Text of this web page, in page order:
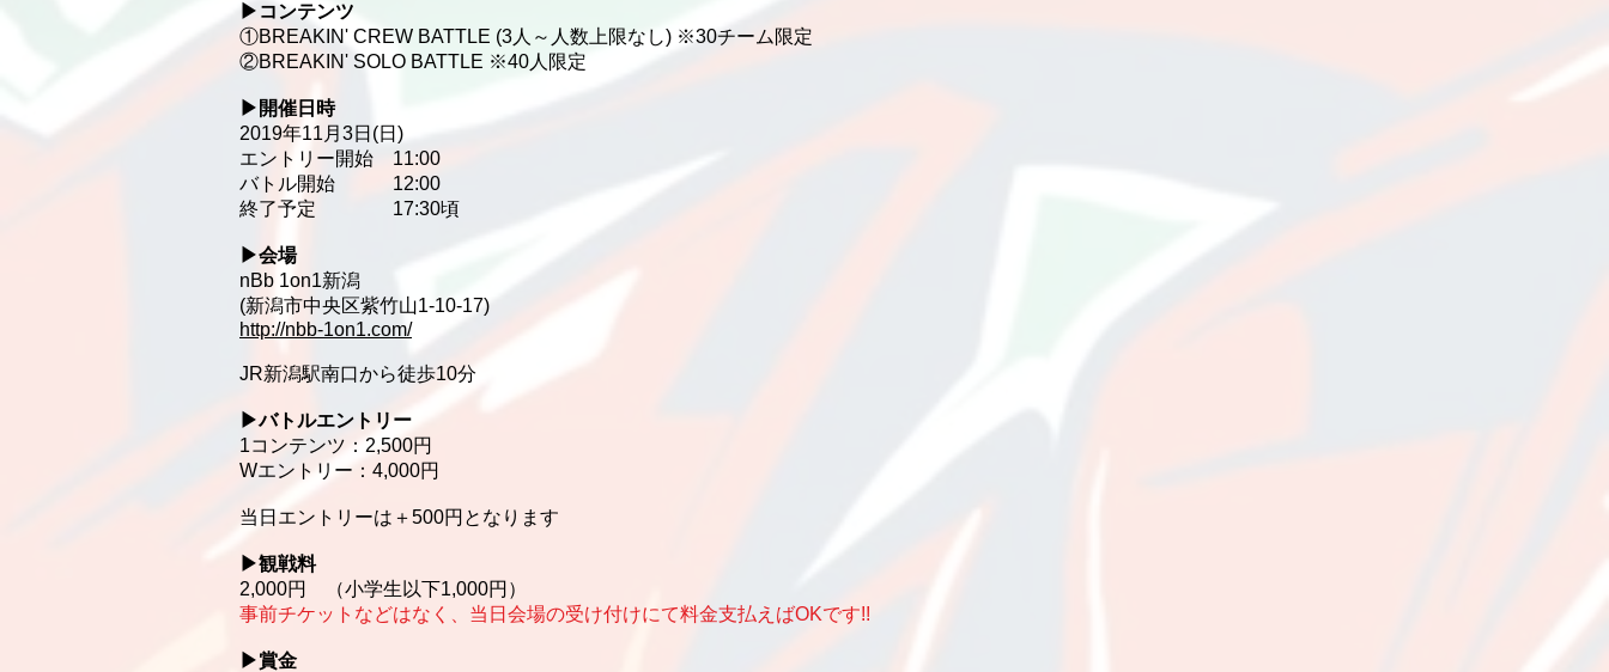
▶︎コンテンツ
①BREAKIN' CREW BATTLE (3人～人数上限なし) ※30チーム限定
②BREAKIN' SOLO BATTLE ※40人限定
▶︎開催日時
2019年11月3日(日)
エントリー開始 11:00
バトル開始 12:00
終了予定 17:30頃
▶︎会場
nBb 1on1新潟
(新潟市中央区紫竹山1-10-17)
http://nbb-1on1.com/
JR新潟駅南口から徒歩10分
▶︎バトルエントリー
1コンテンツ：2,500円
Wエントリー：4,000円
当日エントリーは＋500円となります
▶︎観戦料
2,000円 （小学生以下1,000円）
事前チケットなどはなく、当日会場の受け付けにて料金支払えばOKです!!
▶︎賞金